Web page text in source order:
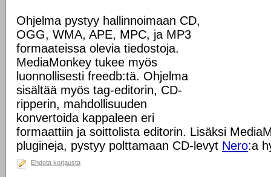
Ohjelma pystyy hallinnoimaan CD,
OGG, WMA, APE, MPC, ja MP3
formaateissa olevia tiedostoja.
MediaMonkey tukee myös
luonnollisesti freedb:tä. Ohjelma
sisältää myös tag-editorin, CD-
ripperin, mahdollisuuden
konvertoida kappaleen eri
formaattiin ja soittolista editorin. Lisäksi
plugineja, pystyy polttamaan CD-levyt Nero:a
Ehdota korjausta